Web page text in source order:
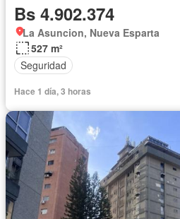
Bs 4.902.374
La Asuncion, Nueva Esparta
527 m²
Seguridad
Hace 1 día, 3 horas